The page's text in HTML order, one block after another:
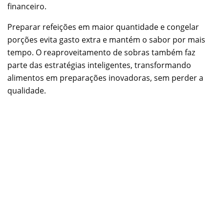
financeiro.
Preparar refeições em maior quantidade e congelar
porções evita gasto extra e mantém o sabor por mais
tempo. O reaproveitamento de sobras também faz
parte das estratégias inteligentes, transformando
alimentos em preparações inovadoras, sem perder a
qualidade.